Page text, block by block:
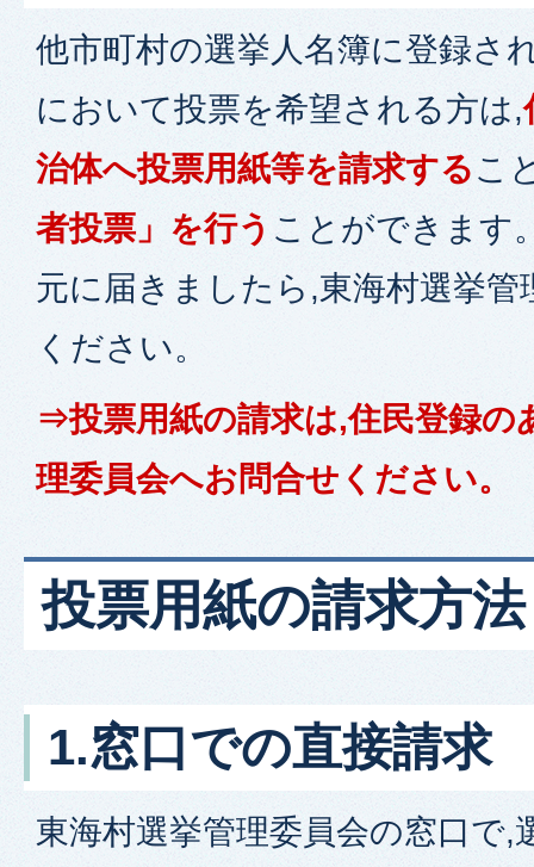
他市町村の選挙人名簿に登録さ
において投票を希望される方は,
治体へ投票用紙等を請求するこ
者投票」を行う ことができます
元に届きましたら,東海村選挙管
ください。
⇒投票用紙の請求は,住民登録の
理委員会へお問合せください。
投票用紙の請求方法
1.窓口での直接請求
東海村選挙管理委員会の窓口で,